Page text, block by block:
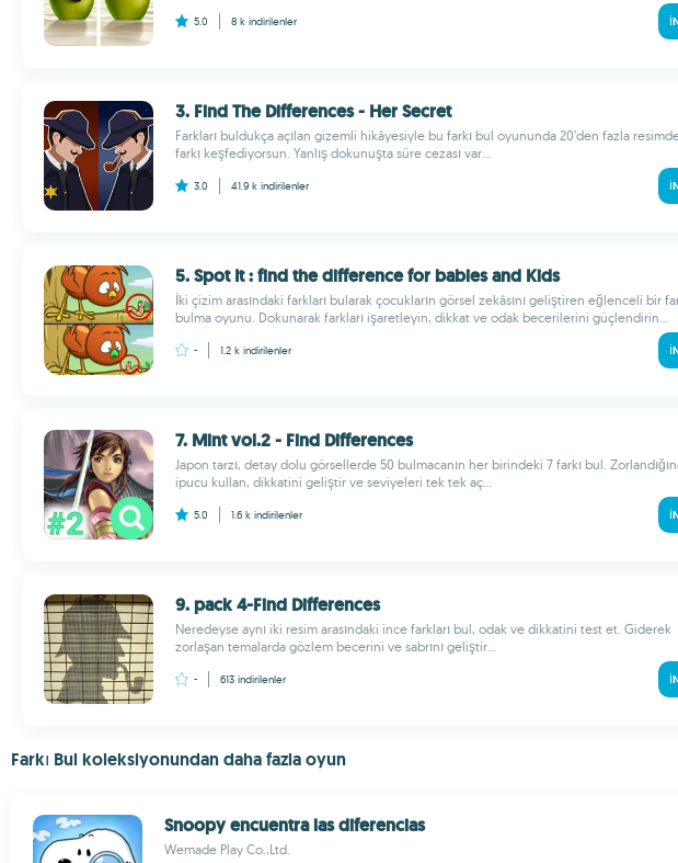
5.0 8 k indirilenler
3. Find The Differences - Her Secret
Farkları buldukça açılan gizemli hikâyesiyle bu farkı bul oyununda 20’den fazla
farkı keşfediyorsun. Yanlış dokunuşta süre cezası var...
3.0 41.9 k indirilenler
5. Spot It : find the difference for babies and Kids
İki çizim arasındaki farkları bularak çocukların görsel zekâsını geliştiren eğlenceli bir
bulma oyunu. Dokunarak farkları işaretleyin, dikkat ve odak becerilerini güçlendirin...
- 1.2 k indirilenler
7. Mint vol.2 - Find Differences
Japon tarzı, detay dolu görsellerde 50 bulmacanın her birindeki 7 farkı bul.
ipucu kullan, dikkatini geliştir ve seviyeleri tek tek aç...
5.0 1.6 k indirilenler
9. pack 4-Find Differences
Neredeyse aynı iki resim arasındaki ince farkları bul, odak ve dikkatini test et. Giderek
zorlaşan temalarda gözlem becerini ve sabrını geliştir...
- 613 indirilenler
Farkı Bul koleksiyonundan daha fazla oyun
Snoopy encuentra las diferencias
Wemade Play Co.,Ltd.